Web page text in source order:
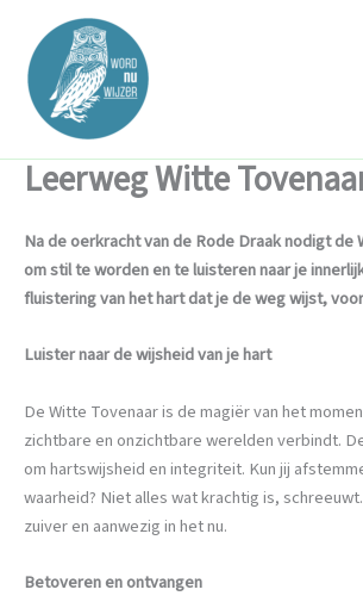
inhoud
Leerweg Witte
Na de oerkracht van de Rode Draak nodigt de
om stil te worden en te luisteren naar je
fluistering van het hart dat je de weg wijst,
Luister naar de wijsheid van je hart
De Witte Tovenaar is de magiër van het
zichtbare en onzichtbare werelden verbindt.
om hartswijsheid en integriteit. Kun jij
waarheid? Niet alles wat krachtig is,
zuiver en aanwezig in het nu.
Betoveren en ontvangen